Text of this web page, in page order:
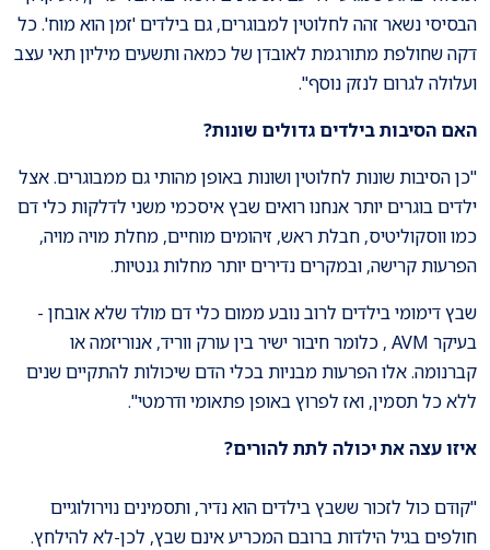
הבסיסי נשאר זהה לחלוטין למבוגרים, גם בילדים 'זמן הוא מוח'. כל
דקה שחולפת מתורגמת לאובדן של כמאה ותשעים מיליון תאי עצב
ועלולה לגרום לנזק נוסף".
האם הסיבות בילדים גדולים שונות?
"כן הסיבות שונות לחלוטין ושונות באופן מהותי גם ממבוגרים. אצל
ילדים בוגרים יותר אנחנו רואים שבץ איסכמי משני לדלקות כלי דם
כמו ווסקוליטיס, חבלת ראש, זיהומים מוחיים, מחלת מויה מויה,
הפרעות קרישה, ובמקרים נדירים יותר מחלות גנטיות.
שבץ דימומי בילדים לרוב נובע ממום כלי דם מולד שלא אובחן -
בעיקר AVM , כלומר חיבור ישיר בין עורק ווריד, אנוריזמה או
קברנומה. אלו הפרעות מבניות בכלי הדם שיכולות להתקיים שנים
ללא כל תסמין, ואז לפרוץ באופן פתאומי ודרמטי".
איזו עצה את יכולה לתת להורים?
"קודם כול לזכור ששבץ בילדים הוא נדיר, ותסמינים נוירולוגיים
חולפים בגיל הילדות ברובם המכריע אינם שבץ, לכן-לא להילחץ.